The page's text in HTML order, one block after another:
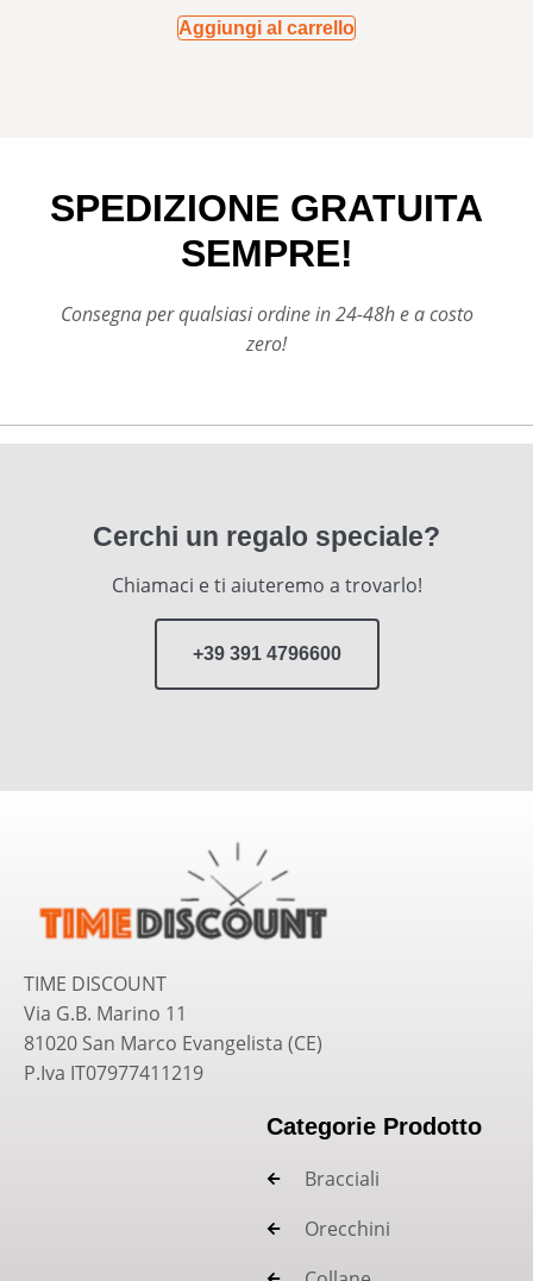
Aggiungi al carrello
SPEDIZIONE GRATUITA
SEMPRE!
Consegna per qualsiasi ordine in 24-48h e a costo
zero!
Cerchi un regalo speciale?
Chiamaci e ti aiuteremo a trovarlo!
+39 391 4796600
TIME DISCOUNT
Via G.B. Marino 11
81020 San Marco Evangelista (CE)
P.Iva IT07977411219
Categorie Prodotto
Bracciali
Orecchini